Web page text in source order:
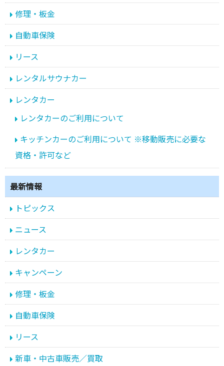
修理・板金
自動車保険
リース
レンタルサウナカー
レンタカー
レンタカーのご利用について
キッチンカーのご利用について ※移動販売に必要な
資格・許可など
最新情報
トピックス
ニュース
レンタカー
キャンペーン
修理・板金
自動車保険
リース
新車・中古車販売／買取